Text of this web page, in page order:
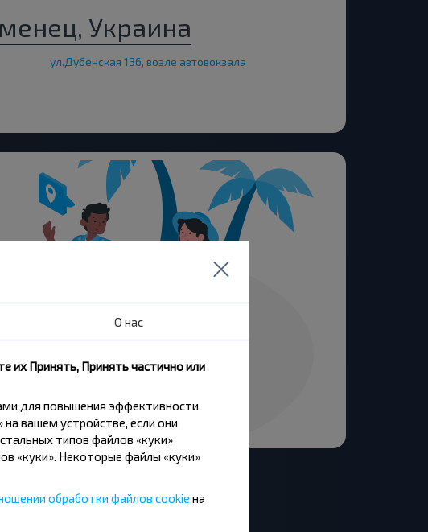
Украина
ул.Дубенская 136, возле автовокзала
О нас
их Принять, Принять частично или
для повышения эффективности
вашем устройстве, если они
типов файлов «куки»
«куки». Некоторые файлы «куки»
обработки файлов cookie на